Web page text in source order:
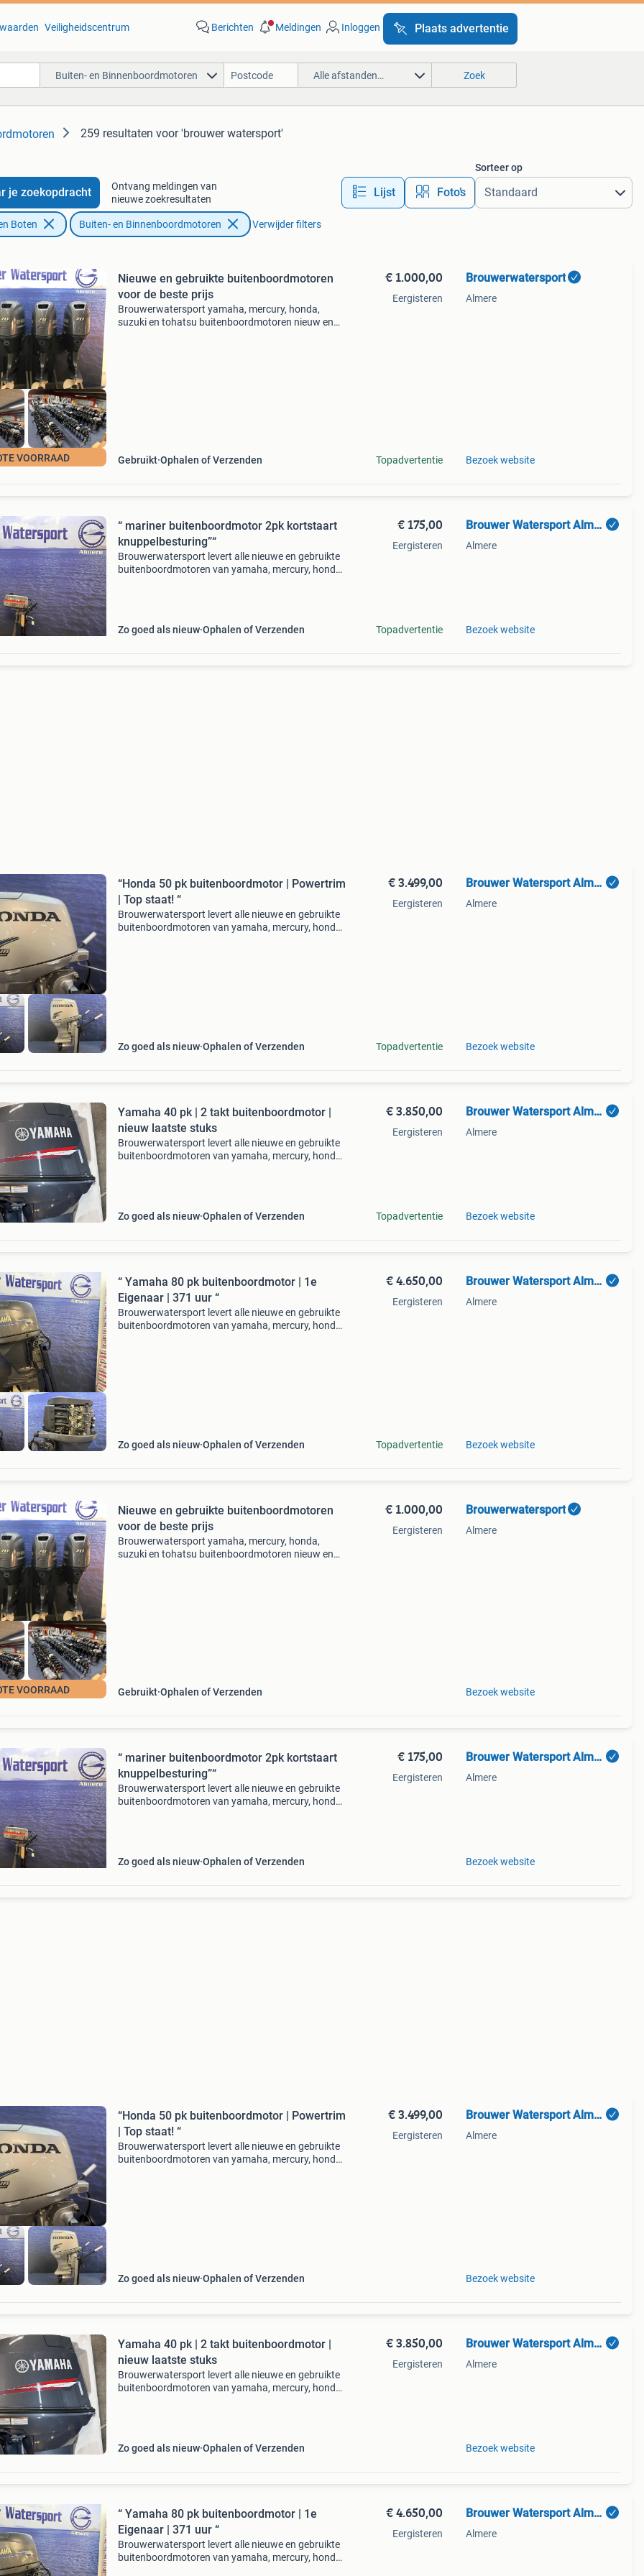
Veiligheidscentrum Berichten Meldingen Inloggen Plaats advertentie
Buiten- en Binnenboordmotoren Alle afstanden… Zoek
259 resultaten voor 'brouwer watersport'
je zoekopdracht
Ontvang meldingen van
nieuwe zoekresultaten
Lijst Foto’s
Sorteer op
Boten Buiten- en Binnenboordmotoren Verwijder filters
VOORRAAD
Nieuwe en gebruikte buitenboordmotoren
voor de beste prijs
Brouwerwatersport yamaha, mercury, honda,
suzuki en tohatsu buitenboordmotoren nieuw en
Gebruikt Ophalen of Verzenden
€ 1.000,00
Eergisteren
Topadvertentie
Brouwerwatersport
Almere
Bezoek website
“ mariner buitenboordmotor 2pk kortstaart
knuppelbesturing”“
Brouwerwatersport levert alle nieuwe en gebruikte
buitenboordmotoren van yamaha, mercury, honda,
Zo goed als nieuw Ophalen of Verzenden
€ 175,00
Eergisteren
Topadvertentie
Brouwer Watersport Almere
Almere
Bezoek website
“Honda 50 pk buitenboordmotor | Powertrim
| Top staat! “
Brouwerwatersport levert alle nieuwe en gebruikte
buitenboordmotoren van yamaha, mercury, honda,
Zo goed als nieuw Ophalen of Verzenden
€ 3.499,00
Eergisteren
Topadvertentie
Brouwer Watersport Almere
Almere
Bezoek website
Yamaha 40 pk | 2 takt buitenboordmotor |
nieuw laatste stuks
Brouwerwatersport levert alle nieuwe en gebruikte
buitenboordmotoren van yamaha, mercury, honda,
Zo goed als nieuw Ophalen of Verzenden
€ 3.850,00
Eergisteren
Topadvertentie
Brouwer Watersport Almere
Almere
Bezoek website
“ Yamaha 80 pk buitenboordmotor | 1e
Eigenaar | 371 uur “
Brouwerwatersport levert alle nieuwe en gebruikte
buitenboordmotoren van yamaha, mercury, honda,
Zo goed als nieuw Ophalen of Verzenden
€ 4.650,00
Eergisteren
Topadvertentie
Brouwer Watersport Almere
Almere
Bezoek website
VOORRAAD
Nieuwe en gebruikte buitenboordmotoren
voor de beste prijs
Brouwerwatersport yamaha, mercury, honda,
suzuki en tohatsu buitenboordmotoren nieuw en
Gebruikt Ophalen of Verzenden
€ 1.000,00
Eergisteren
Brouwerwatersport
Almere
Bezoek website
“ mariner buitenboordmotor 2pk kortstaart
knuppelbesturing”“
Brouwerwatersport levert alle nieuwe en gebruikte
buitenboordmotoren van yamaha, mercury, honda,
Zo goed als nieuw Ophalen of Verzenden
€ 175,00
Eergisteren
Brouwer Watersport Almere
Almere
Bezoek website
“Honda 50 pk buitenboordmotor | Powertrim
| Top staat! “
Brouwerwatersport levert alle nieuwe en gebruikte
buitenboordmotoren van yamaha, mercury, honda,
Zo goed als nieuw Ophalen of Verzenden
€ 3.499,00
Eergisteren
Brouwer Watersport Almere
Almere
Bezoek website
Yamaha 40 pk | 2 takt buitenboordmotor |
nieuw laatste stuks
Brouwerwatersport levert alle nieuwe en gebruikte
buitenboordmotoren van yamaha, mercury, honda,
Zo goed als nieuw Ophalen of Verzenden
€ 3.850,00
Eergisteren
Brouwer Watersport Almere
Almere
Bezoek website
“ Yamaha 80 pk buitenboordmotor | 1e
Eigenaar | 371 uur “
Brouwerwatersport levert alle nieuwe en gebruikte
buitenboordmotoren van yamaha, mercury, honda,
€ 4.650,00
Eergisteren
Brouwer Watersport Almere
Almere